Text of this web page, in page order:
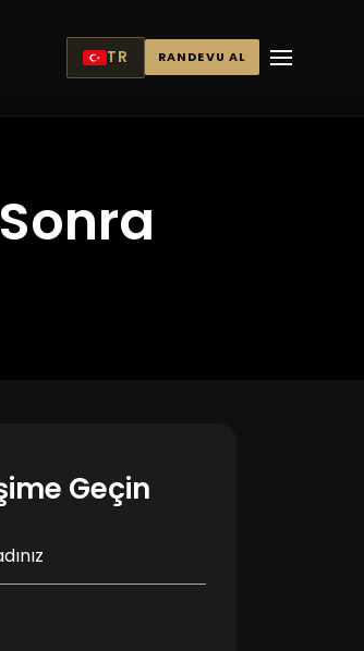
TR RANDEVU AL
Geçin